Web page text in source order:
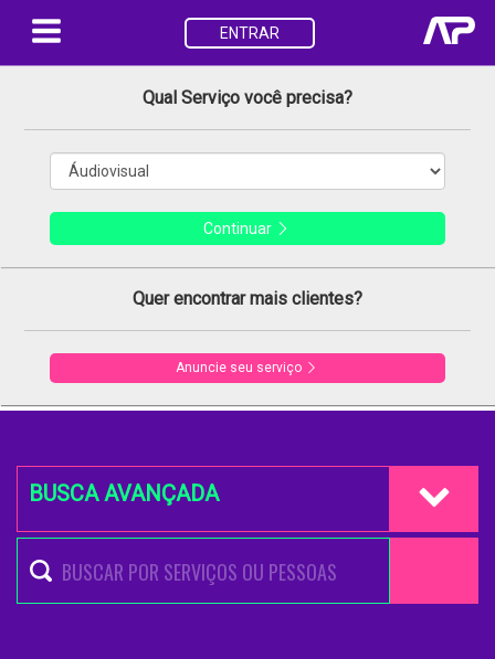
ENTRAR
Qual Serviço você precisa?
Continuar
Quer encontrar mais clientes?
Anuncie seu serviço
BUSCA AVANÇADA